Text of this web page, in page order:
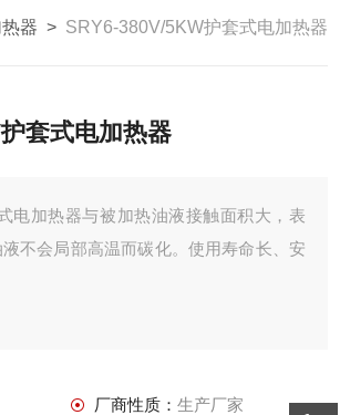
器 > SRY6-380V/5KW护套式电加热器
套式电加热器
电加热器与被加热油液接触面积大，表
不会局部高温而碳化。使用寿命长、安
厂商性质： 生产厂家